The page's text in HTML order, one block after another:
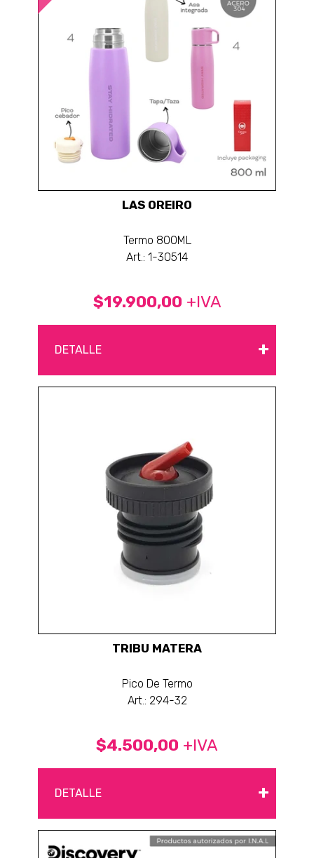
LAS OREIRO
Termo 800ML
Art.: 1-30514
$19.900,00 +IVA
DETALLE +
TRIBU MATERA
Pico De Termo
Art.: 294-32
$4.500,00 +IVA
DETALLE +